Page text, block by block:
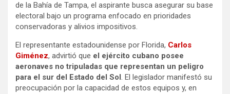
de la Bahía de Tampa, el aspirante busca asegurar su base
electoral bajo un programa enfocado en prioridades
conservadoras y alivios impositivos.
El representante estadounidense por Florida, Carlos
Giménez, advirtió que el ejército cubano posee
aeronaves no tripuladas que representan un peligro
para el sur del Estado del Sol. El legislador manifestó su
preocupación por la capacidad de estos equipos y, en